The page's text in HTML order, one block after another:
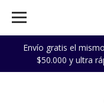
Envío gratis el
$50.000 y ultra